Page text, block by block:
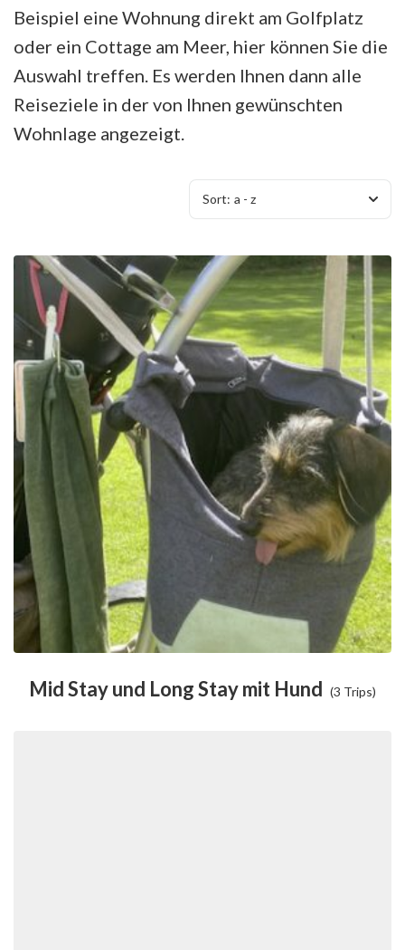
Beispiel eine Wohnung direkt am Golfplatz
oder ein Cottage am Meer, hier können Sie die
Auswahl treffen. Es werden Ihnen dann alle
Reiseziele in der von Ihnen gewünschten
Wohnlage angezeigt.
Sort: a - z
Mid Stay und Long Stay mit Hund (3 Trips)